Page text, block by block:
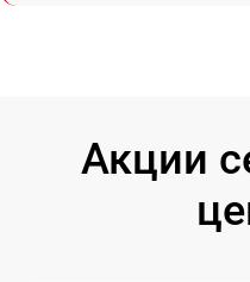
Акции